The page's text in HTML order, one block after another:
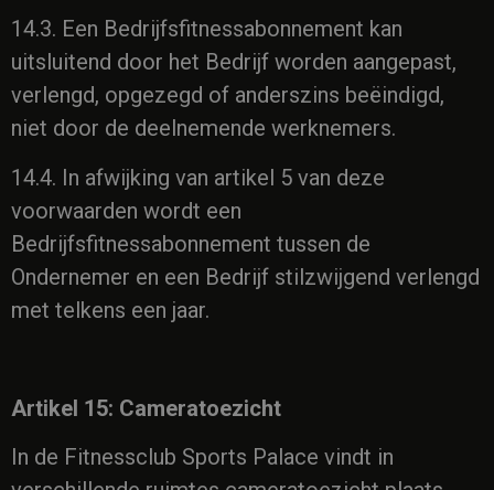
14.3. Een Bedrijfsfitnessabonnement kan
uitsluitend door het Bedrijf worden aangepast,
verlengd, opgezegd of anderszins beëindigd,
niet door de deelnemende werknemers.
14.4. In afwijking van artikel 5 van deze
voorwaarden wordt een
Bedrijfsfitnessabonnement tussen de
Ondernemer en een Bedrijf stilzwijgend verlengd
met telkens een jaar.
Artikel 15: Cameratoezicht
In de Fitnessclub Sports Palace vindt in